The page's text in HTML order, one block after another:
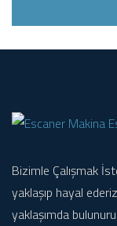
Bizimle Çalışmak
yaklaşıp hayal
yaklaşımda